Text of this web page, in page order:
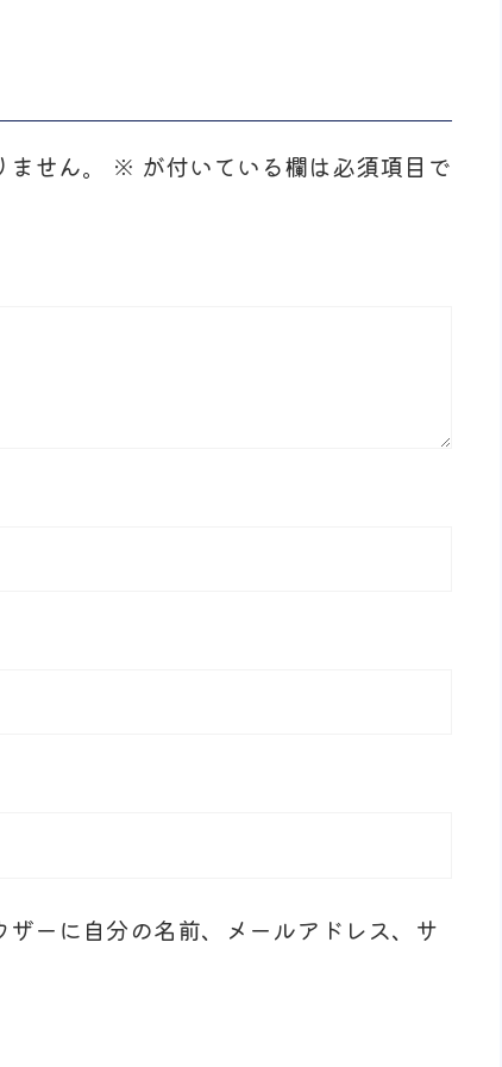
せん。 ※ が付いている欄は必須項目で
ーに自分の名前、メールアドレス、サ